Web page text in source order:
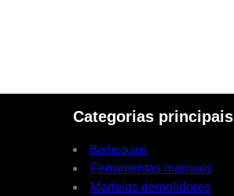
Categorias principais
Berbequins
Ferramentas manuais
Martelos demolidores